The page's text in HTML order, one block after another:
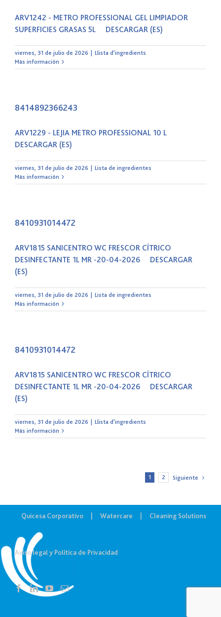
ARV1242 - METRO PROFESSIONAL GEL LIMPIADOR
SUPERFICIES GRASAS 5L DESCARGAR (ES)
viernes, 31 de julio de 2026 | Llista d'ingredients
Más información
8414892366243
ARV1229 - LEJIA METRO PROFESSIONAL 10 L
DESCARGAR (ES)
viernes, 31 de julio de 2026 | Lista de ingredientes
Más información
8410931014472
ARV1815 SANICENTRO WC FRESCOR CÍTRICO
DESINFECTANTE 1L MR -20-04-2026 DESCARGAR
(ES)
viernes, 31 de julio de 2026 | Lista de ingredientes
Más información
8410931014472
ARV1815 SANICENTRO WC FRESCOR CÍTRICO
DESINFECTANTE 1L MR -20-04-2026 DESCARGAR
(ES)
viernes, 31 de julio de 2026 | Llista d'ingredients
Más información
1 2 Siguiente
Quicesa Corporativo Watercare Cleaning Solutions
Aviso legal y Política de Privacidad